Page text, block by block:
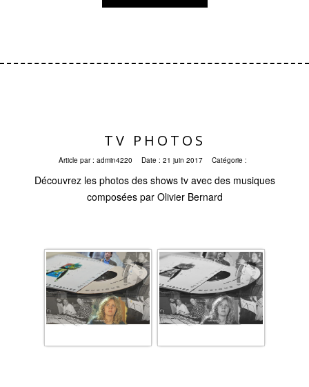
TV PHOTOS
Article par : admin4220 Date : 21 juin 2017 Catégorie :
Découvrez les photos des shows tv avec des musiques
composées par Olivier Bernard